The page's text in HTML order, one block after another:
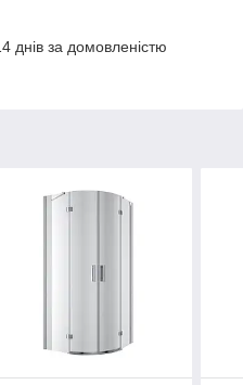
днів за домовленістю